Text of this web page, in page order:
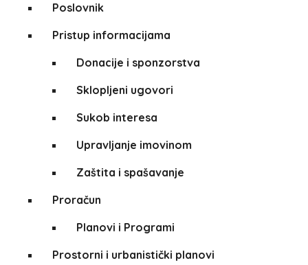
Poslovnik
Pristup informacijama
Donacije i sponzorstva
Sklopljeni ugovori
Sukob interesa
Upravljanje imovinom
Zaštita i spašavanje
Proračun
Planovi i Programi
Prostorni i urbanistički planovi